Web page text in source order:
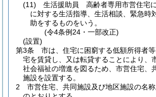
(11)
生活援助員 高齢者専用市営住宅
に対する生活指導、生活相談、緊急時
助をするものをいう。
(令4条例24・一部改正)
(設置)
第3条
市は、住宅に困窮する低額所得者
宅を賃貸し、又は転貸することにより、
社会福祉の増進を図るため、市営住宅、
施設を設置する。
2
市営住宅、共同施設及び地区施設の名称